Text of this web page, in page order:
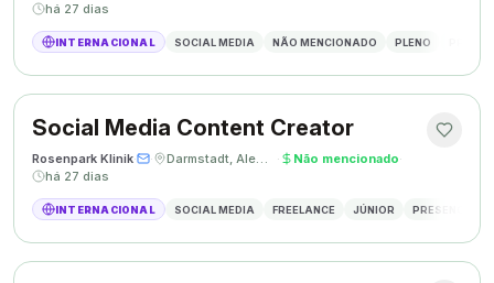
há 27 dias
INTERNACIONAL SOCIAL MEDIA NÃO MENCIONADO PLENO
Social Media Content Creator
Rosenpark Klinik· · Darmstadt, Alemanha · Não mencionado·
há 27 dias
INTERNACIONAL SOCIAL MEDIA FREELANCE JÚNIOR PRESENCIAL